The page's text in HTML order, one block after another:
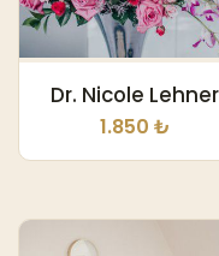
Dr. Nicole Lehner
1.850 ₺